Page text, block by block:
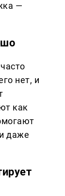
—
нет, и
как
даже